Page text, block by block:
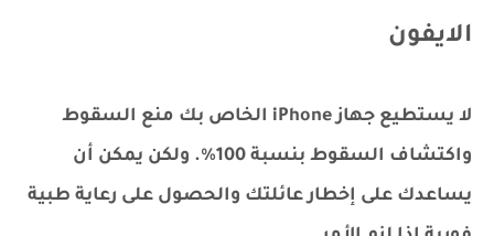
الايفون
لا يستطيع جهاز iPhone الخاص بك منع السقوط
واكتشاف السقوط بنسبة 100%. ولكن يمكن أن
يساعدك على إخطار عائلتك والحصول على رعاية طبية